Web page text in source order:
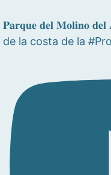
𝐏𝐚𝐫𝐪𝐮𝐞 𝐝𝐞𝐥 𝐌𝐨𝐥𝐢𝐧𝐨
de la costa de la